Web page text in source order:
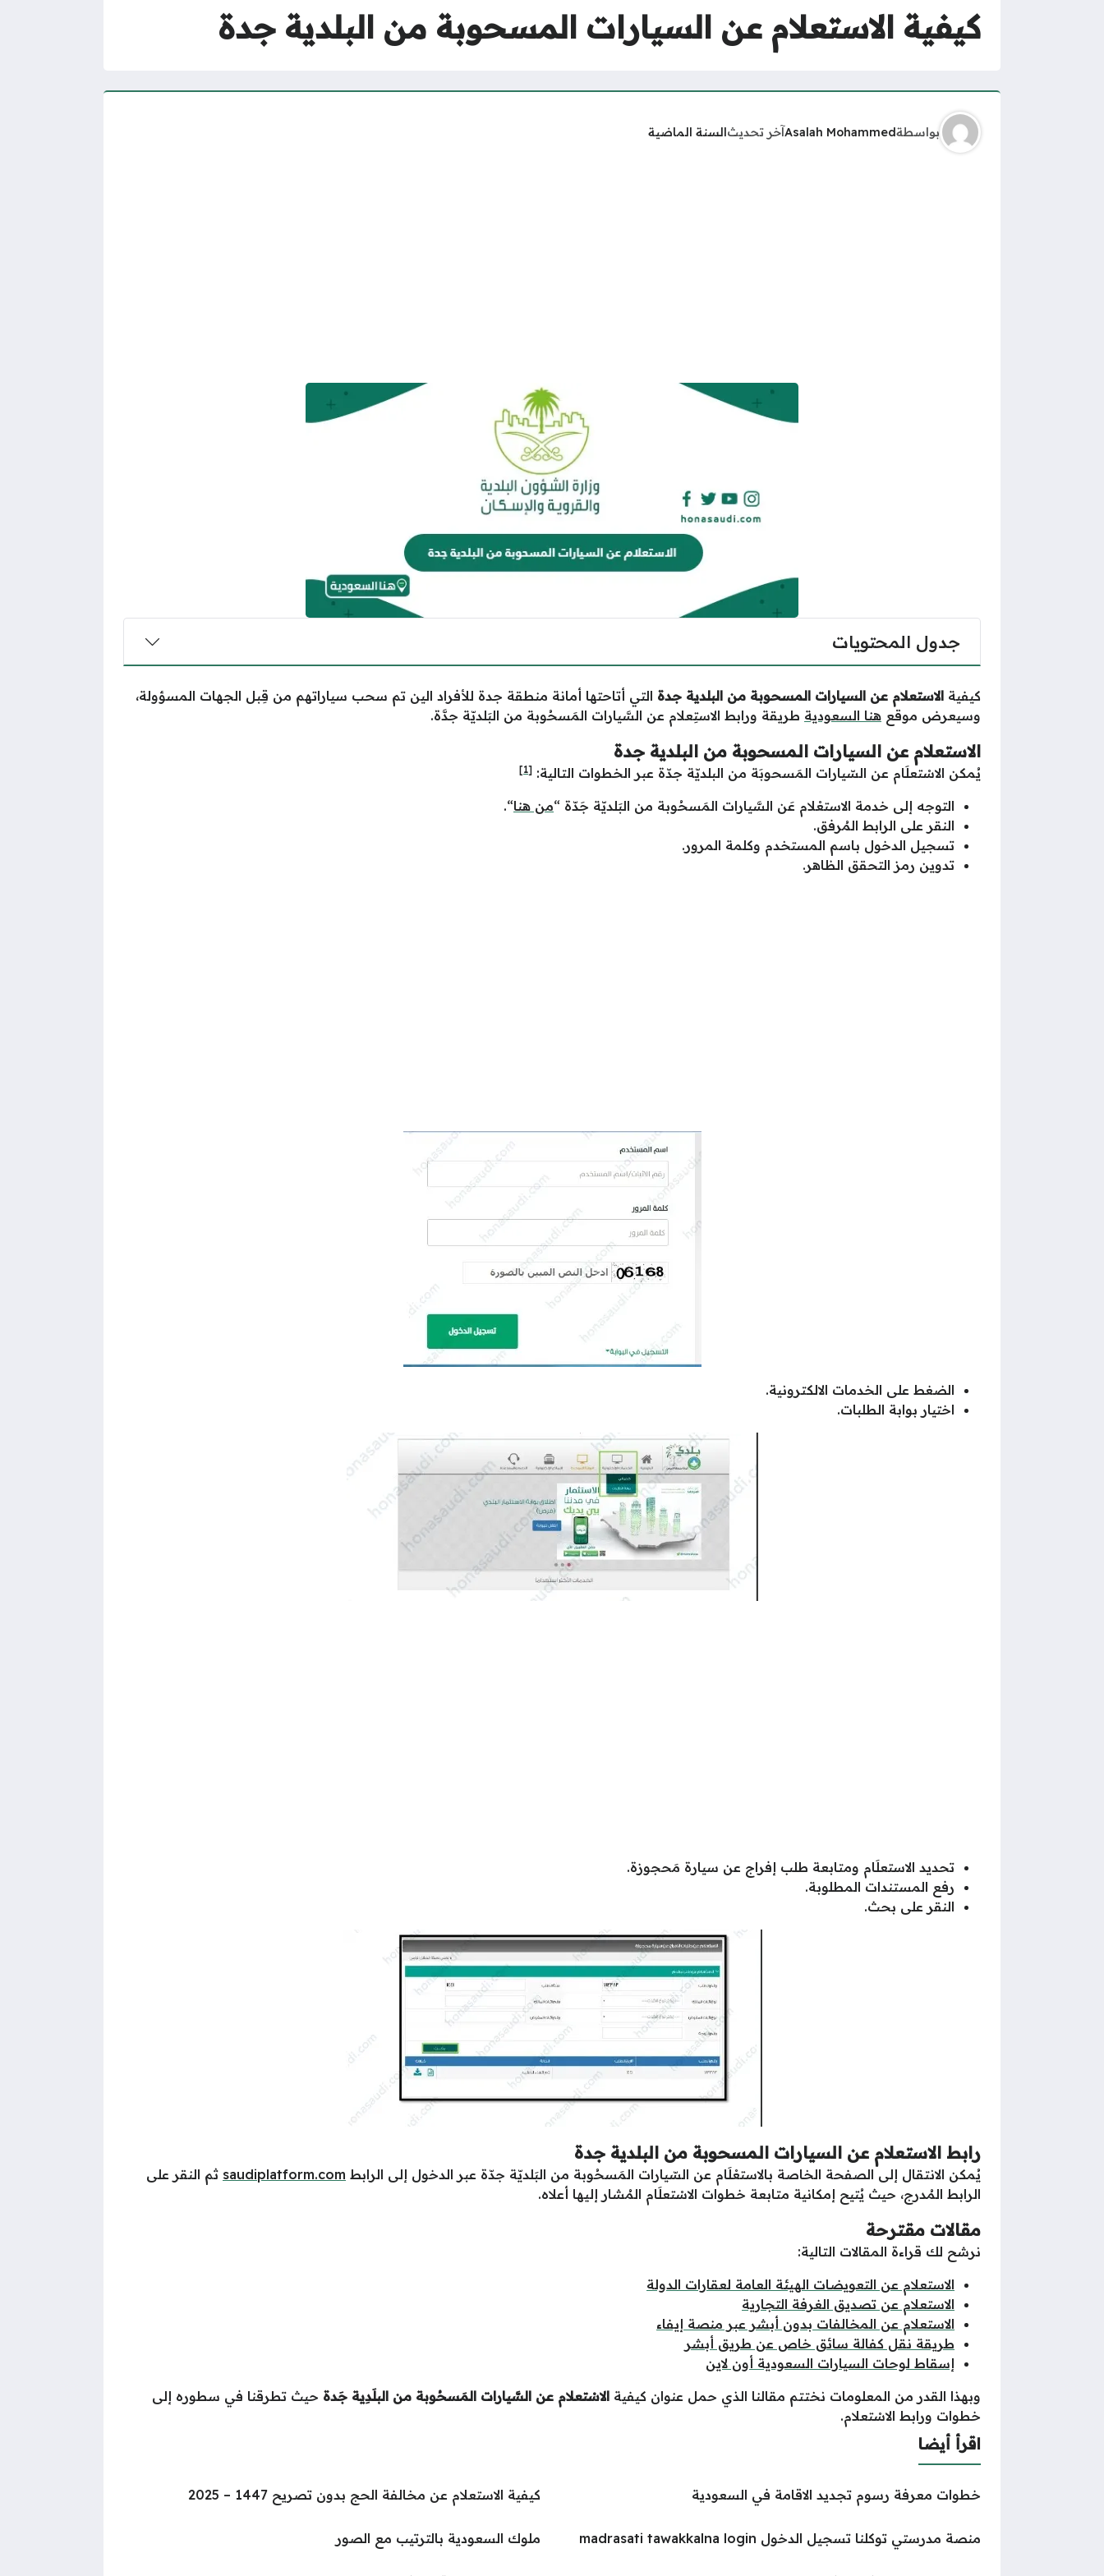
كيفية الاستعلام عن السيارات المسحوبة من البلدية جدة
بواسطةAsalah Mohammedآخر تحديثالسنة الماضية
جدول المحتويات
كيفية الاستعلام عن السيارات المسحوبة من البلدية جدة التي أتاحتها أمانة منطقة جدة للأفراد الين تم سحب سياراتهم من قِبل الجهات المسؤولة،
وسيعرض موقع هنا السعودية طريقة ورابط الاستِعلام عن السَّيارات المَسحُوبة من البَلديّة جدَّة.
الاستعلام عن السيارات المسحوبة من البلدية جدة
يُمكن الاسْتعلَام عن السّيارات المَسحوبَة من البلديّة جدّة عبر الخطوات التالية: [1]
التوجه إلى خدمة الاستعْلام عَن السَّيارات المَسحُوبة من البَلديّة جَدّة “من هنا“.
النقر على الرابط المُرفق.
تسجيل الدخول باسم المستخدم وكلمة المرور.
تدوين رمز التحقق الظاهر.
الضغط على الخدمات الالكترونية.
اختيار بوابة الطلبات.
تحديد الاستعلَام ومتابعة طلب إفراج عن سيارة مَحجوزة.
رفع المستندات المطلوبة.
النقر على بحث.
رابط الاستعلام عن السيارات المسحوبة من البلدية جدة
يُمكن الانتقال إلى الصفحة الخاصة بالاستعْلَام عن السّيارات المَسحُوبة من البَلديّة جدّة عبر الدخول إلى الرابط saudiplatform.com ثم النقر على
الرابط المُدرج، حيث يُتيح إمكانية متابعة خطوات الاسْتعلَام المُشار إليها أعلاه.
مقالات مقترحة
نرشح لك قراءة المقالات التالية:
الاستعلام عن التعويضات الهيئة العامة لعقارات الدولة
الاستعلام عن تصديق الغرفة التجارية
الاستعلام عن المخالفات بدون أبشر عبر منصة إيفاء
طريقة نقل كفالة سائق خاص عن طريق أبشر
إسقاط لوحات السيارات السعودية أون لاين
وبهذا القدر من المعلومات نختتم مقالنا الذي حمل عنوان كيفية الاسْتعلام عن السَّيارات المَسحُوبة من البلَدِية جَدة حيث تطرقنا في سطوره إلى
خطوات ورابط الاسْتعلام.
اقرأ أيضا
خطوات معرفة رسوم تجديد الاقامة في السعودية كيفية الاستعلام عن مخالفة الحج بدون تصريح 1447 – 2025
منصة مدرستي توكلنا تسجيل الدخول madrasati tawakkalna login ملوك السعودية بالترتيب مع الصور